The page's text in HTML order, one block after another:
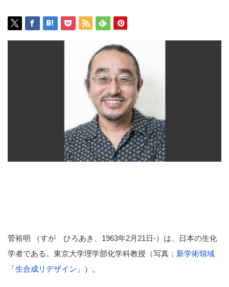
菅裕明 （すが ひろあき、1963年2月21日-）は、日本の生化
学者である。東京大学理学部化学科教授（写真； 新学術領域
「生合成リデザイン」
）。